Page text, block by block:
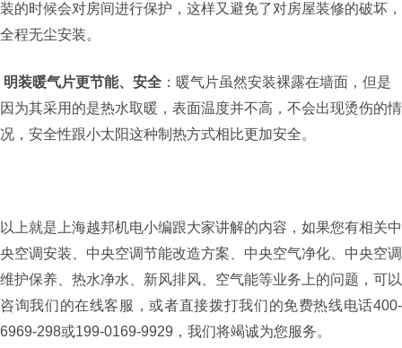
装的时候会对房间进行保护，这样又避免了对房屋装修的破坏，
全程无尘安装。
明装暖气片更节能、安全 ：暖气片虽然安装裸露在墙面，但是
因为其采用的是热水取暖，表面温度并不高，不会出现烫伤的情
况，安全性跟小太阳这种制热方式相比更加安全。
以上就是上海越邦机电小编跟大家讲解的内容，如果您有相关中
央空调安装、中央空调节能改造方案、中央空气净化、中央空调
维护保养、热水净水、新风排风、空气能等业务上的问题，可以
咨询我们的在线客服，或者直接拨打我们的免费热线电话400-
6969-298或199-0169-9929，我们将竭诚为您服务。